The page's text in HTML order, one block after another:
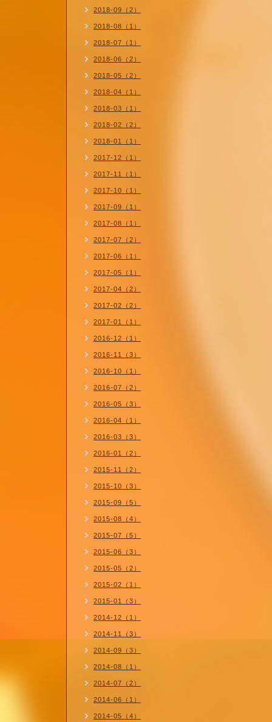
2018-09（2）
2018-08（1）
2018-07（1）
2018-06（2）
2018-05（2）
2018-04（1）
2018-03（1）
2018-02（2）
2018-01（1）
2017-12（1）
2017-11（1）
2017-10（1）
2017-09（1）
2017-08（1）
2017-07（2）
2017-06（1）
2017-05（1）
2017-04（2）
2017-02（2）
2017-01（1）
2016-12（1）
2016-11（3）
2016-10（1）
2016-07（2）
2016-05（3）
2016-04（1）
2016-03（3）
2016-01（2）
2015-11（2）
2015-10（3）
2015-09（5）
2015-08（4）
2015-07（5）
2015-06（3）
2015-05（2）
2015-02（1）
2015-01（3）
2014-12（1）
2014-11（3）
2014-09（3）
2014-08（1）
2014-07（2）
2014-06（1）
2014-05（4）